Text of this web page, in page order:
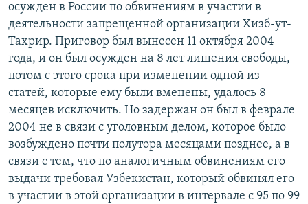
осужден в России по обвинениям в участии в
деятельности запрещенной организации Хизб-ут-
Тахрир. Приговор был вынесен 11 октября 2004
года, и он был осужден на 8 лет лишения свободы,
потом с этого срока при изменении одной из
статей, которые ему были вменены, удалось 8
месяцев исключить. Но задержан он был в феврале
2004 не в связи с уголовным делом, которое было
возбуждено почти полутора месяцами позднее, а в
связи с тем, что по аналогичным обвинениям его
выдачи требовал Узбекистан, который обвинял его
в участии в этой организации в интервале с 95 по 99